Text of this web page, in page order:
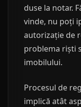
duse la notar.
vinde, nu poți
autorizație de
problema riști
imobilului.
Procesul de
implică atât